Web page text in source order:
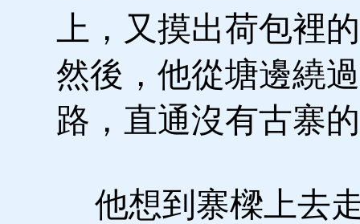
上，又摸出荷包裡
然後，他從塘邊繞
路，直通沒有古寨
他想到寨樑上去